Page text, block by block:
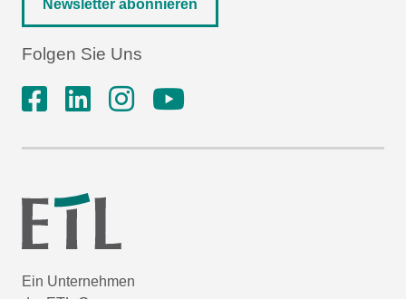
Newsletter abonnieren
Folgen Sie Uns
Ein Unternehmen